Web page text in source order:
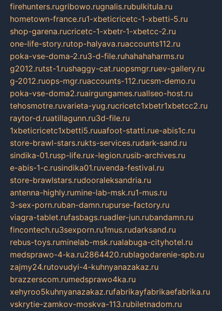
firehunters.rugribowo.rugnalis.rubulkitula.ru
hometown-france.ru1-xbeticricetc-1-xbetti-5.ru
shop-garena.rucricetc-1-xbetr-1-xbetcc-2.ru
one-life-story.rutop-halyava.ruaccounts112.ru
poka-vse-doma-2.ru3-d-file.ruhahahaharms.ru
g2012.rutst-1.rushaggy-cat.ruopsmgr.ruev-gallery.ru
g-2012.ruops-mgr.ruaccounts-112.rucsm-demo.ru
poka-vse-doma2.ruairgungames.ruallseo-host.ru
tehosmotre.ruvarieta-yug.rucricetc1xbetr1xbetcc2.ru
raytor-d.ruatillagunn.ru3d-file.ru
1xbeticricetc1xbetti5.ruuafoot-statti.rue-abis1c.ru
store-brawl-stars.rukts-services.rudark-sand.ru
sindika-01.rusp-life.rux-legion.rusib-archives.ru
e-abis-1-c.rusindika01.ruvenda-festival.ru
store-brawlstars.rudooraleksandria.ru
antenna-highly.rumine-lab-msk.ru1-mus.ru
3-sex-porn.ruban-damn.rupurse-factory.ru
viagra-tablet.rufasbags.ruadler-jun.rubandamn.ru
fincontech.ru3sexporn.ru1mus.rudarksand.ru
rebus-toys.ruminelab-msk.rualabuga-cityhotel.ru
medsprawo-4-ka.ru2864420.rublagodarenie-spb.ru
zajmy24.rutovudyi-4-kuhnyanazakaz.ru
brazzerscom.rumedsprawo4ka.ru
xehyroo5kuhnyanazakaz.rufabrikayfabrikaefabrika.ru
vskrytie-zamkov-moskva-113.rubiletnadom.ru